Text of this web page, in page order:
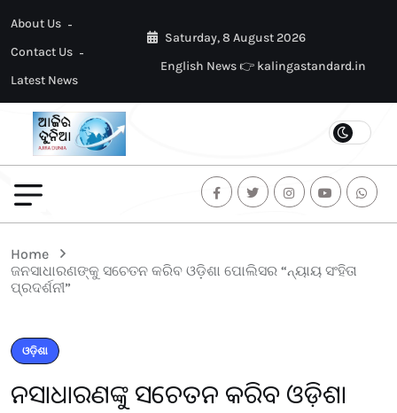
About Us
Contact Us
Latest News
Saturday, 8 August 2026
English News 👉 kalingastandard.in
Home
ଜନସାଧାରଣଙ୍କୁ ସଚେତନ କରିବ ଓଡ଼ିଶା ପୋଲିସର “ନ୍ୟାୟ ସଂହିତା
ପ୍ରଦର୍ଶନୀ”
ଓଡ଼ିଶା
ଜନସାଧାରଣଙ୍କୁ ସଚେତନ କରିବ ଓଡ଼ିଶା